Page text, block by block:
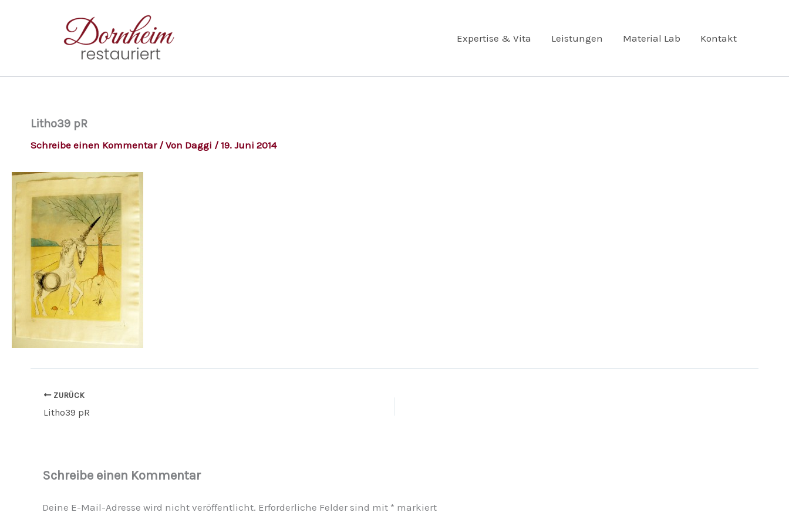
Expertise & Vita Leistungen Material Lab Kontakt
Litho39 pR
Schreibe einen Kommentar / Von Daggi / 19. Juni 2014
ZURÜCK
Litho39 pR
Schreibe einen Kommentar
Deine E-Mail-Adresse wird nicht veröffentlicht. Erforderliche Felder sind mit * markiert